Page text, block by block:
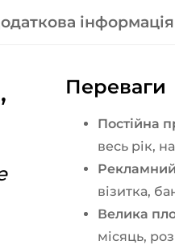
інформація
Переваги
Постійна
весь рік,
візитка,
Велика
місяць,